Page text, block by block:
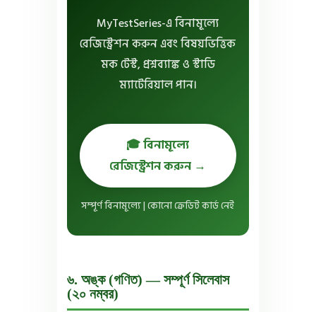
MyTestSeries-এ বিনামূল্যে
রেজিস্ট্রেশন করুন এবং বিষয়ভিত্তিক
মক টেস্ট, প্রশ্নব্যাঙ্ক ও স্টাডি
ম্যাটেরিয়াল পান।
🎓 বিনামূল্যে
রেজিস্ট্রেশন করুন →
সম্পূর্ণ বিনামূল্যে | কোনো ক্রেডিট কার্ড নেই
৬. অঙ্ক (গণিত) — সম্পূর্ণ সিলেবাস
(২০ নম্বর)